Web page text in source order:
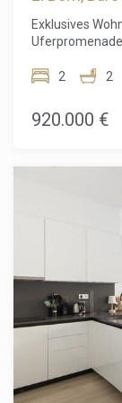
diese besondere
Verkaufspreis
Exklusives
Uferpromenade
Luxuswohnung
Viertel Ribera
116 m² große
das als
eingestuft ist.
wobei die
und den
besondere Eleganz
und
eignet sich
Wohnen. Die
und ist sofort
die Wohnung
Balkone mit
ein, das
2 2
920.000 €